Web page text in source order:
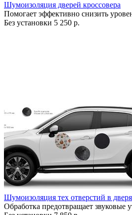
Шумоизоляция дверей кроссовера
Помогает эффективно снизить
Без установки 5 250 р.
Шумоизоляция тех отверстий в
Обработка предотвращает звуковые